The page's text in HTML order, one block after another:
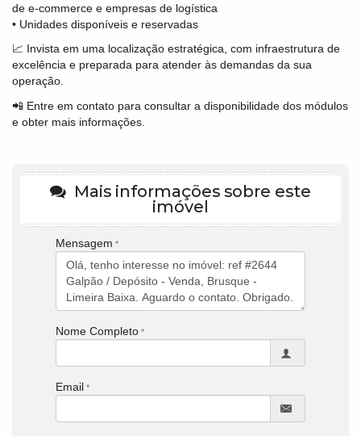
de e-commerce e empresas de logística
• Unidades disponíveis e reservadas
📈 Invista em uma localização estratégica, com infraestrutura de
excelência e preparada para atender às demandas da sua
operação.
📲 Entre em contato para consultar a disponibilidade dos módulos
e obter mais informações.
Mais informações sobre este
imóvel
Mensagem
Nome Completo
Email